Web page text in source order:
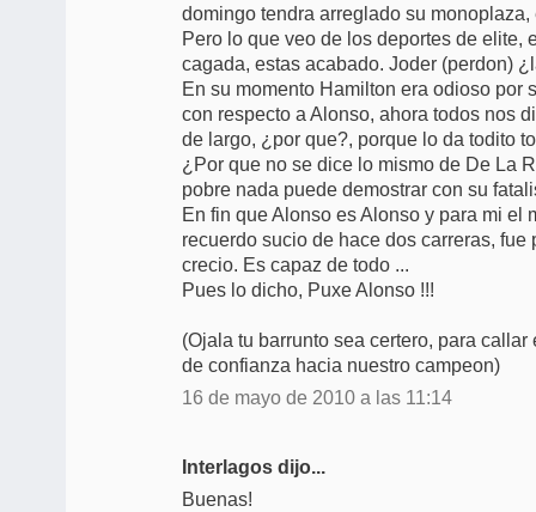
domingo tendra arreglado su monoplaza,
Pero lo que veo de los deportes de elite,
cagada, estas acabado. Joder (perdon)
En su momento Hamilton era odioso por
con respecto a Alonso, ahora todos nos
de largo, ¿por que?, porque lo da todito
¿Por que no se dice lo mismo de De La
pobre nada puede demostrar con su
En fin que Alonso es Alonso y para mi el
recuerdo sucio de hace dos carreras,
crecio. Es capaz de todo ...
Pues lo dicho, Puxe Alonso !!!
(Ojala tu barrunto sea certero, para
de confianza hacia nuestro campeon)
16 de mayo de 2010 a las 11:14
Interlagos dijo...
Buenas!